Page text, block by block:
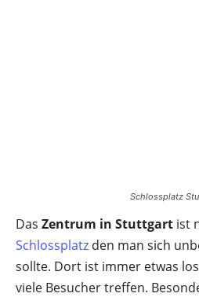
Schlossplatz
Das Zentrum in Stuttgart ist
Schlossplatz den man sich
sollte. Dort ist immer etwas
viele Besucher treffen.